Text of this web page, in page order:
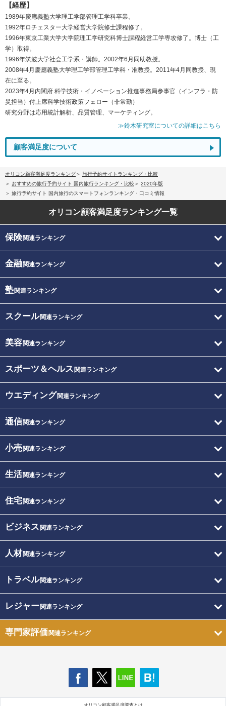
【経歴】
1989年慶應義塾大学理工学部管理工学科卒業。
1992年ロチェスター大学経営大学院修士課程修了。
1996年東京工業大学大学院理工学研究科博士課程経営工学専攻修了。博士（工
学）取得。
1996年筑波大学社会工学系・講師。2002年6月同助教授。
2008年4月慶應義塾大学理工学部管理工学科・准教授。2011年4月同教授、現
在に至る。
2023年4月内閣府 科学技術・イノベーション推進事務局参事官（インフラ・防
災担当）付上席科学技術政策フェロー（非常勤）
研究分野は応用統計解析、品質管理、マーケティング。
≫鈴木研究室についての詳細はこちら
顧客満足度について
オリコン顧客満足度ランキング
旅行予約サイトランキング・比較
おすすめの旅行予約サイト 国内旅行ランキング・比較
2020年版
旅行予約サイト 国内旅行のスマートフォンランキング・口コミ情報
オリコン顧客満足度ランキング一覧
保険関連ランキング
金融関連ランキング
塾関連ランキング
スクール関連ランキング
美容関連ランキング
スポーツ＆ヘルス 関連ランキング
ウエディング関連ランキング
通信関連ランキング
小売関連ランキング
生活関連ランキング
住宅関連ランキング
ビジネス 関連ランキング
人材関連ランキング
トラベル関連ランキング
レジャー関連ランキング
専門家評価関連ランキング
オリコン顧客満足度調査とは